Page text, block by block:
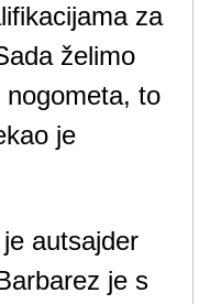
za
želimo
to
je
autsajder
je s